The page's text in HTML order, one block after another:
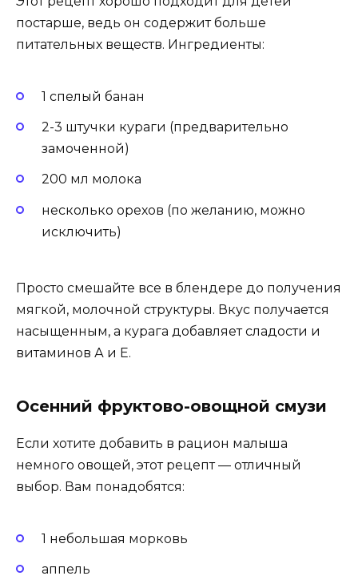
постарше, ведь он содержит больше
питательных веществ. Ингредиенты:
1 спелый банан
2-3 штучки кураги (предварительно
замоченной)
200 мл молока
несколько орехов (по желанию, можно
исключить)
Просто смешайте все в блендере до получения
мягкой, молочной структуры. Вкус получается
насыщенным, а курага добавляет сладости и
витаминов А и Е.
Осенний фруктово-овощной смузи
Если хотите добавить в рацион малыша
немного овощей, этот рецепт — отличный
выбор. Вам понадобятся:
1 небольшая морковь
аппель